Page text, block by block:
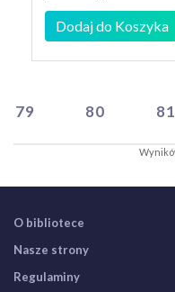
Dodaj do Koszyka
79 80 81
O bibliotece
Nasze strony
Regulaminy